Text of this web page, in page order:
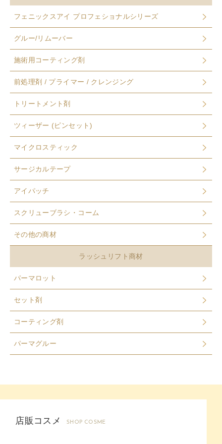
フェニックスアイ プロフェショナルシリーズ
グルー/リムーバー
施術用コーティング剤
前処理剤 / プライマー / クレンジング
トリートメント剤
ツィーザー (ピンセット)
マイクロスティック
サージカルテープ
アイパッチ
スクリューブラシ・コーム
その他の商材
ラッシュリフト商材
パーマロット
セット剤
コーティング剤
パーマグルー
店販コスメ SHOP COSME